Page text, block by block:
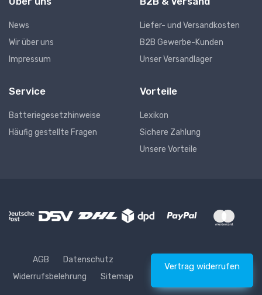
News
Wir über uns
Impressum
Liefer- und Versandkosten
B2B Gewerbe-Kunden
Unser Versandlager
Service
Batteriegesetzhinweise
Häufig gestellte Fragen
Vorteile
Lexikon
Sichere Zahlung
Unsere Vorteile
AGB
Datenschutz
Widerrufsbelehrung
Sitemap
Vertrag widerrufen